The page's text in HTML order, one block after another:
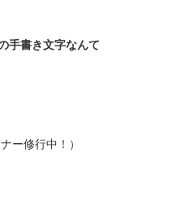
手書き文字なんて
ー修行中！）